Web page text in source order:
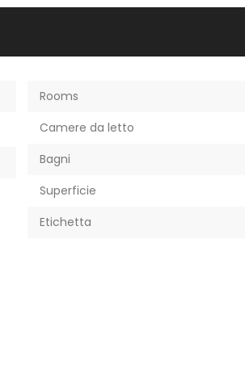
Rooms
Camere da letto
Bagni
Superficie
Etichetta